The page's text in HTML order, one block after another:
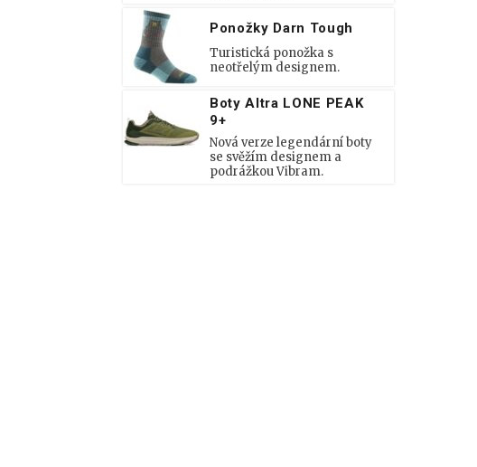
Ponožky Darn Tough
Turistická ponožka s
neotřelým designem.
Boty Altra LONE PEAK
9+
Nová verze legendární boty
se svěžím designem a
podrážkou Vibram.